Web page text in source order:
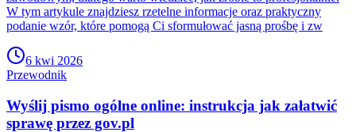
W tym artykule znajdziesz rzetelne informacje oraz praktyczny
podanie wzór, które pomogą Ci sformułować jasną prośbę i zw
6 kwi 2026
Przewodnik
Wyślij pismo ogólne online: instrukcja jak załatwić
sprawę przez gov.pl